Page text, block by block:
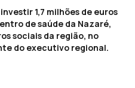
1,7 milhões de euros
de saúde da Nazaré,
sociais da região, no
do executivo regional.